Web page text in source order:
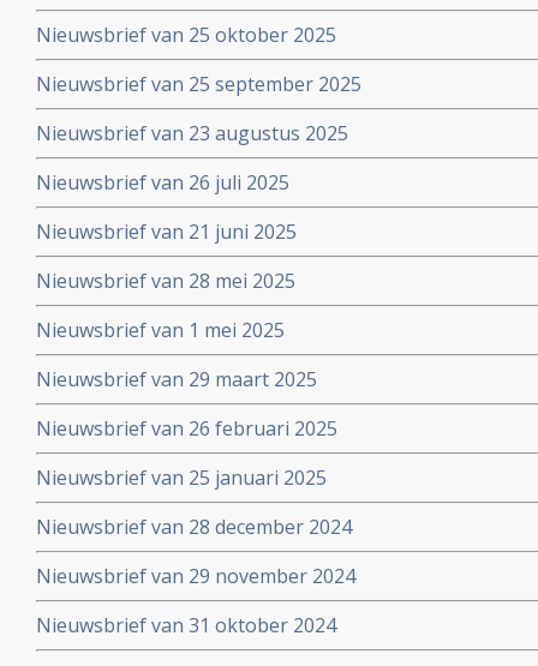
Nieuwsbrief van 25 oktober 2025
Nieuwsbrief van 25 september 2025
Nieuwsbrief van 23 augustus 2025
Nieuwsbrief van 26 juli 2025
Nieuwsbrief van 21 juni 2025
Nieuwsbrief van 28 mei 2025
Nieuwsbrief van 1 mei 2025
Nieuwsbrief van 29 maart 2025
Nieuwsbrief van 26 februari 2025
Nieuwsbrief van 25 januari 2025
Nieuwsbrief van 28 december 2024
Nieuwsbrief van 29 november 2024
Nieuwsbrief van 31 oktober 2024